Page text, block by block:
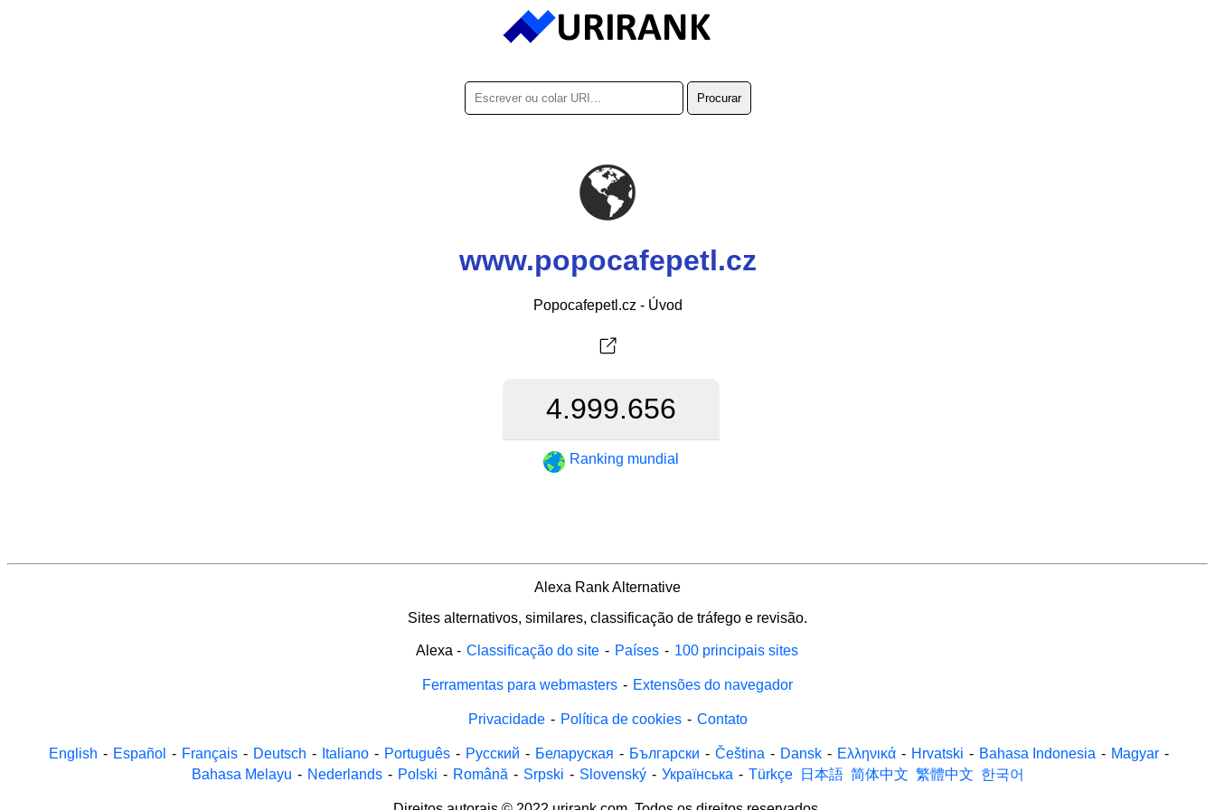
www.popocafepetl.cz
Popocafepetl.cz - Úvod
4.999.656
Ranking mundial
Alexa Rank Alternative
Sites alternativos, similares, classificação de tráfego e revisão.
Alexa - Classificação do site - Países - 100 principais sites
Ferramentas para webmasters - Extensões do navegador
Privacidade - Política de cookies - Contato
English - Español - Français - Deutsch - Italiano - Português - Русский - Беларуская - Български - Čeština - Dansk - Ελληνικά - Hrvatski - Bahasa Indonesia - Magyar -
Bahasa Melayu - Nederlands - Polski - Română - Srpski - Slovenský - Українська - Türkçe 日本語 简体中文 繁體中文 한국어